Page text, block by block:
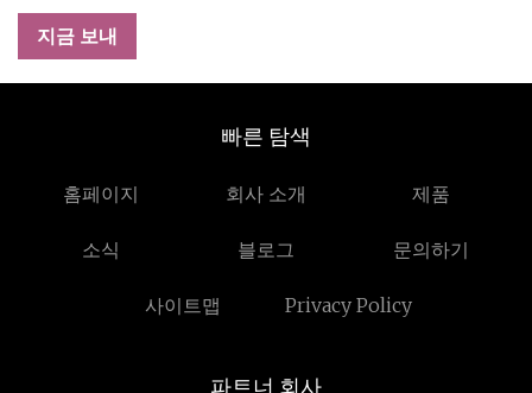
지금 보내
빠른 탐색
홈페이지 회사 소개 제품
소식 블로그 문의하기
사이트맵 Privacy Policy
파트너 회사